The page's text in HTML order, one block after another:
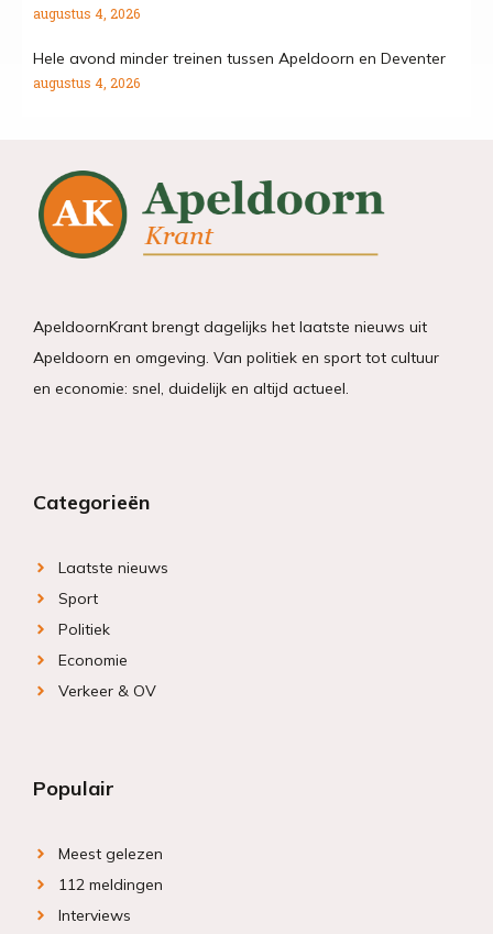
augustus 4, 2026
Hele avond minder treinen tussen Apeldoorn en Deventer
augustus 4, 2026
ApeldoornKrant brengt dagelijks het laatste nieuws uit
Apeldoorn en omgeving. Van politiek en sport tot cultuur
en economie: snel, duidelijk en altijd actueel.
Categorieën
Laatste nieuws
Sport
Politiek
Economie
Verkeer & OV
Populair
Meest gelezen
112 meldingen
Interviews